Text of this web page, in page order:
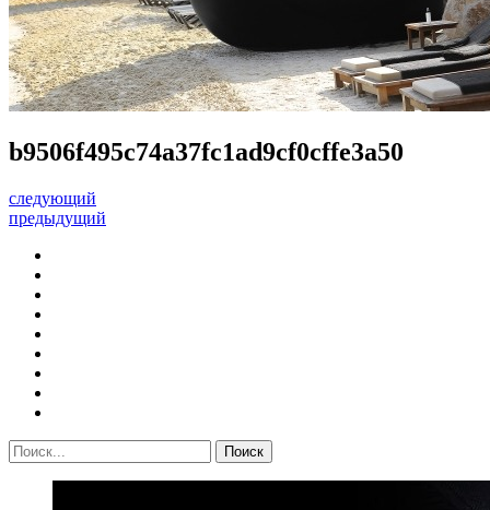
b9506f495c74a37fc1ad9cf0cffe3a50
следующий
предыдущий